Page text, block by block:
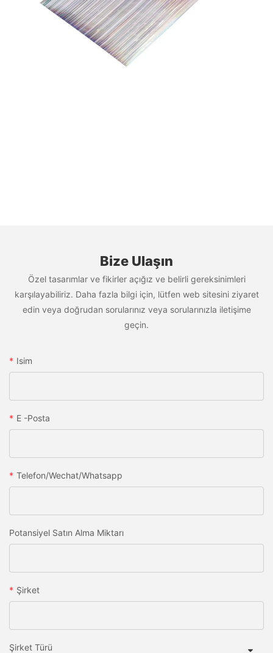
Bize Ulaşın
Özel tasarımlar ve fikirler açığız ve belirli gereksinimleri
karşılayabiliriz. Daha fazla bilgi için, lütfen web sitesini ziyaret
edin veya doğrudan sorularınız veya sorularınızla iletişime
geçin.
Isim
E -posta
Telefon/wechat/whatsapp
Potansiyel Satın Alma Miktarı
Şirket
Şirket Türü